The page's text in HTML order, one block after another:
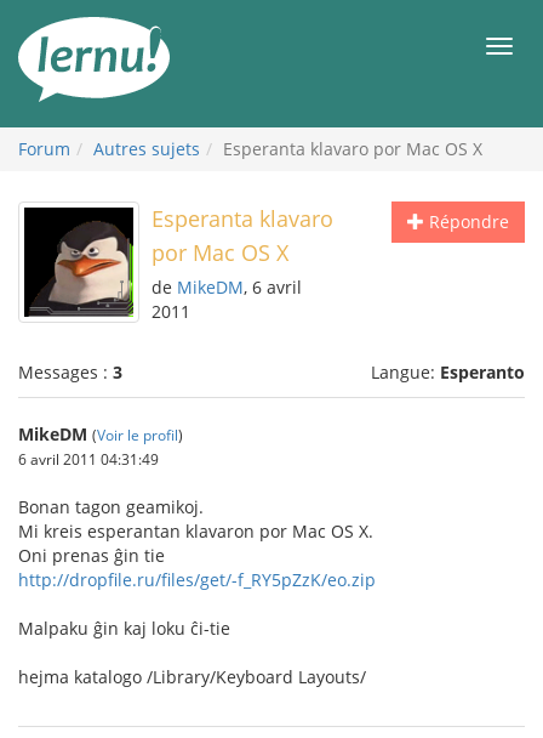
contenu
Forum Autres sujets Esperanta klavaro por Mac OS X
Répondre
Esperanta klavaro
por Mac OS X
de MikeDM, 6 avril
2011
Messages : 3 Langue: Esperanto
MikeDM (Voir le profil)
6 avril 2011 04:31:49
Bonan tagon geamikoj.
Mi kreis esperantan klavaron por Mac OS X.
Oni prenas ĝin tie
http://dropfile.ru/files/get/-f_RY5pZzK/eo.zip
Malpaku ĝin kaj loku ĉi-tie
hejma katalogo /Library/Keyboard Layouts/